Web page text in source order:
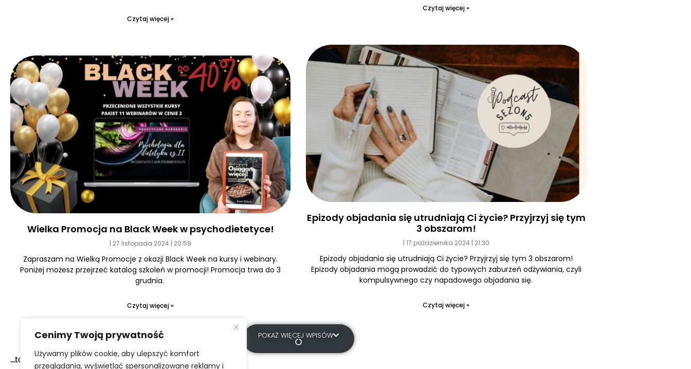
Cenimy Twoją prywatność
Używamy plików cookie, aby ulepszyć komfort
przeglądania, wyświetlać spersonalizowane reklamy i
Czytaj więcej »
Czytaj więcej »
Wielka Promocja na Black Week w psychodietetyce!
27 listopada 2024 20:59
Zapraszam na Wielką Promocje z okazji Black Week na kursy i webinary.
Poniżej możesz przejrzeć katalog szkoleń w promocji! Promocja trwa do 3
grudnia.
Czytaj więcej »
Epizody objadania się utrudniają Ci życie? Przyjrzyj się tym
3 obszarom!
17 października 2024 21:30
Epizody objadania się utrudniają Ci życie? Przyjrzyj się tym 3 obszarom!
Epizody objadania mogą prowadzić do typowych zaburzeń odżywiania, czyli
kompulsywnego czy napadowego objadania się.
Czytaj więcej »
POKAŻ WIĘCEJ WPISÓW
...to narazie wszystko :-)